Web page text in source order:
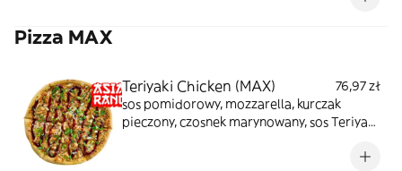
Pizza MAX
Teriyaki Chicken (MAX)
76,97 zł
sos pomidorowy, mozzarella, kurczak
pieczony, czosnek marynowany, sos Teriyaki,